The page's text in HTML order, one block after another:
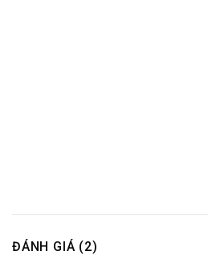
ĐÁNH GIÁ (2)